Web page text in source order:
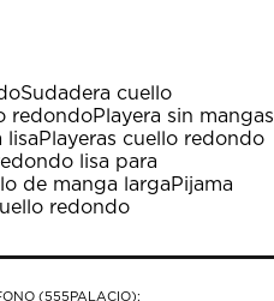
Sudadera cuello
redondoPlayera sin mangas
lisaPlayeras cuello redondo
lisa para
de manga largaPijama
redondo
(555PALACIO):